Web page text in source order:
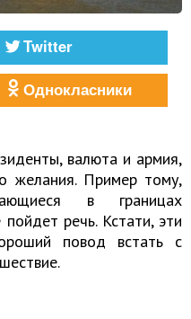
Twitter
Однокласники
валюта и армия,
желания. Пример тому,
в границах
речь. Кстати, эти
повод встать с